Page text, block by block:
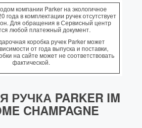
компании Parker на экологичное
года в комплектации ручек отсутствует
Для обращения в Сервисный центр
любой платежный документ.
коробка ручек Parker может
от года выпуска и поставки,
на сайте может не соответствовать
фактической.
PARKER IM
CHAMPAGNE